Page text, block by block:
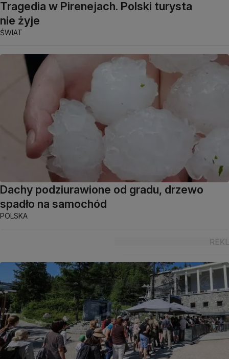
Tragedia w Pirenejach. Polski turysta
nie żyje
ŚWIAT
Dachy podziurawione od gradu, drzewo
spadło na samochód
POLSKA